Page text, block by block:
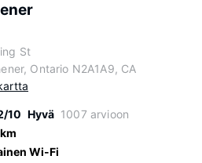
St
Ontario N2A1A9, CA
10 Hyvä 1007 arvioon
Wi-Fi